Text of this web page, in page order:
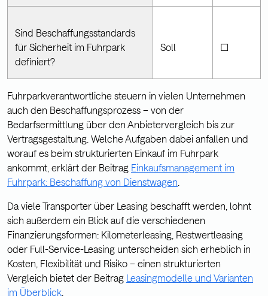
Sind Beschaffungsstandards
für Sicherheit im Fuhrpark
definiert?
Soll ☐
Fuhrparkverantwortliche steuern in vielen Unternehmen
auch den Beschaffungsprozess – von der
Bedarfsermittlung über den Anbietervergleich bis zur
Vertragsgestaltung. Welche Aufgaben dabei anfallen und
worauf es beim strukturierten Einkauf im Fuhrpark
ankommt, erklärt der Beitrag Einkaufsmanagement im
Fuhrpark: Beschaffung von Dienstwagen
Da viele Transporter über Leasing beschafft werden, lohnt
sich außerdem ein Blick auf die verschiedenen
Finanzierungsformen: Kilometerleasing, Restwertleasing
oder Full-Service-Leasing unterscheiden sich erheblich in
Kosten, Flexibilität und Risiko – einen strukturierten
Vergleich bietet der Beitrag Leasingmodelle und Varianten
im Überblick